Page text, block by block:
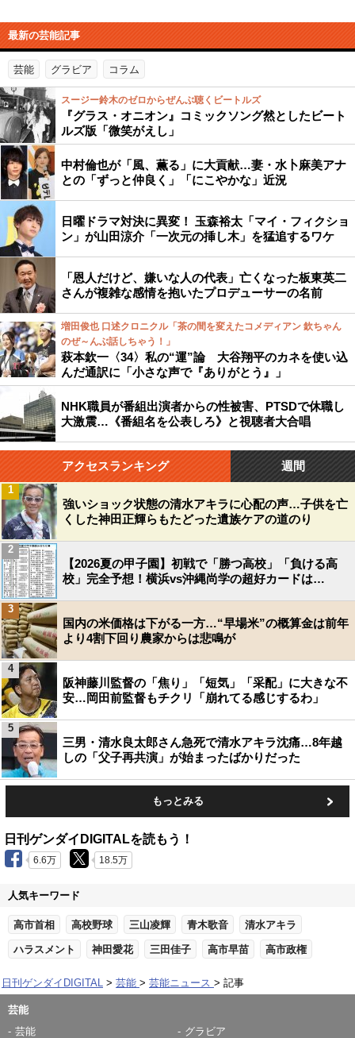
最新の芸能記事
芸能 グラビア コラム
スージー鈴木のゼロからぜんぶ聴くビートルズ
『グラス・オニオン』コミックソング然としたビート
ルズ版「微笑がえし」
中村倫也が「風、薫る」に大貢献…妻・水卜麻美アナ
との「ずっと仲良く」「にこやかな」近況
日曜ドラマ対決に異変！ 玉森裕太「マイ・フィクショ
ン」が山田涼介「一次元の挿し木」を猛追するワケ
「恩人だけど、嫌いな人の代表」亡くなった板東英二
さんが複雑な感情を抱いたプロデューサーの名前
増田俊也 口述クロニクル「茶の間を変えたコメディアン 欽ちゃん
のぜ～んぶ話しちゃう！」
萩本欽一〈34〉私の“運”論 大谷翔平のカネを使い込
んだ通訳に「小さな声で『ありがとう』」
NHK職員が番組出演者からの性被害、PTSDで休職し
大激震…《番組名を公表しろ》と視聴者大合唱
アクセスランキング 週間
強いショック状態の清水アキラに心配の声…子供を亡
くした神田正輝らもたどった遺族ケアの道のり
1
【2026夏の甲子園】初戦で「勝つ高校」「負ける高
校」完全予想！横浜vs沖縄尚学の超好カードは…
2
国内の米価格は下がる一方…“早場米”の概算金は前年
より4割下回り農家からは悲鳴が
3
阪神藤川監督の「焦り」「短気」「采配」に大きな不
安…岡田前監督もチクリ「崩れてる感じするわ」
4
三男・清水良太郎さん急死で清水アキラ沈痛…8年越
しの「父子再共演」が始まったばかりだった
5
もっとみる
日刊ゲンダイDIGITALを読もう！
6.6万 18.5万
人気キーワード
高市首相 高校野球 三山凌輝 青木歌音 清水アキラ
ハラスメント 神田愛花 三田佳子 高市早苗 高市政権
日刊ゲンダイDIGITAL 芸能 芸能ニュース 記事
芸能
芸能
グラビア